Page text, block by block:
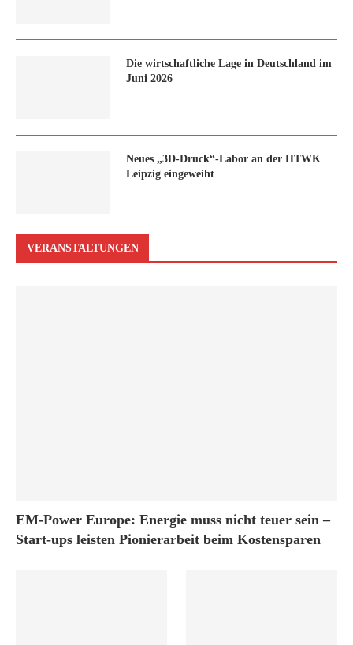
Die wirtschaftliche Lage in Deutschland im
Juni 2026
Neues „3D-Druck“-Labor an der HTWK
Leipzig eingeweiht
VERANSTALTUNGEN
EM-Power Europe: Energie muss nicht teuer sein –
Start-ups leisten Pionierarbeit beim Kostensparen